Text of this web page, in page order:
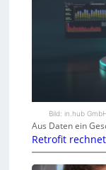
Bild: in.hub
Aus Daten ein
Retrofit